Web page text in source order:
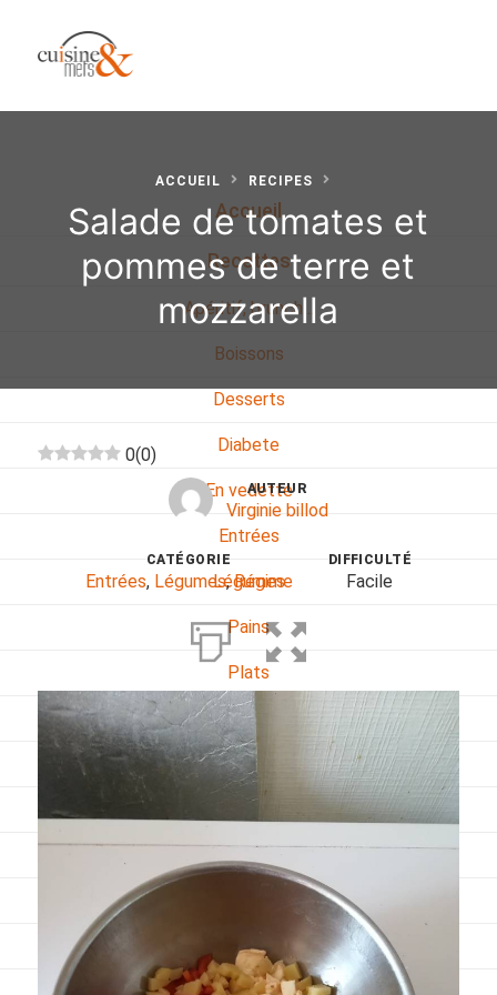
Accueil
Recettes
Apéritif, brunch…
Boissons
Desserts
Diabete
En vedette
Entrées
Légumes
Pains
Plats
Poissons, coquillages, crustacés
Régime
Sans lactose
Sauces et accompagnements
ACCUEIL RECIPES
Salade de tomates et
pommes de terre et
mozzarella
0(0)
AUTEUR
Virginie billod
CATÉGORIE
Entrées, Légumes,Régime
DIFFICULTÉ
Facile